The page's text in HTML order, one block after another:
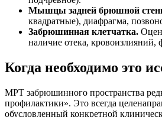
Мышцы задней брюшной
квадратные), диафрагма,
Забрюшинная клетчатка.
наличие отека,
Когда необходимо это
МРТ забрюшинного пространства
профилактики». Это всегда
обусловленный конкретной